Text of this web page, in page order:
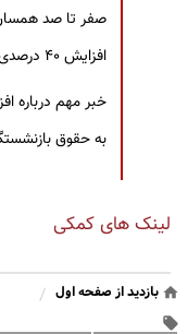
صفر تا صد
افزایش ۴۰ درصدی حقوق بازنشستگان
خبر مهم درباره
به حقوق
لینک های کمکی
بازدید از صفحه اول /